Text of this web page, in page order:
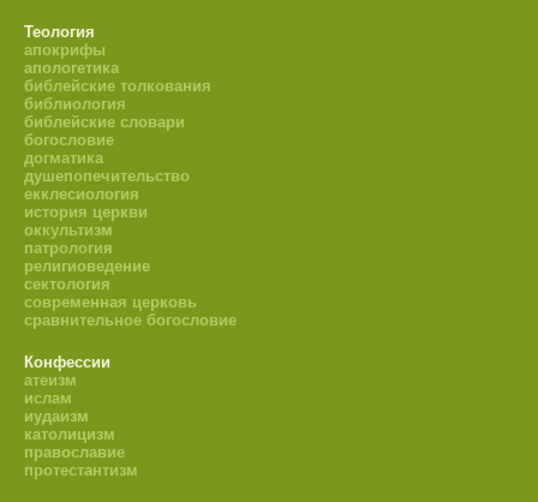
Теология
апокрифы
апологетика
библейские толкования
библиология
библейские словари
богословие
догматика
душепопечительство
екклесиология
история церкви
оккультизм
патрология
религиоведение
сектология
современная церковь
сравнительное богословие
Конфессии
атеизм
ислам
иудаизм
католицизм
православие
протестантизм